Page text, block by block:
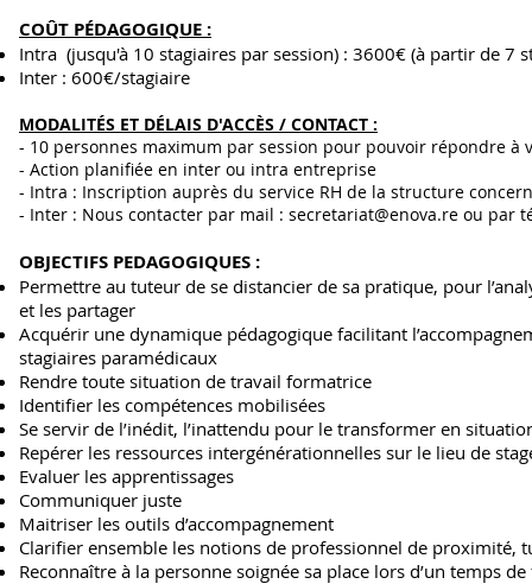
COÛT PÉDAGOGIQUE :
Intra (jusqu'à 10 stagiaires par session) : 3600€ (à partir de 7
Inter : 600€/stagiaire
MODALITÉS ET DÉLAIS D'ACCÈS / CONTACT :
- 10 personnes maximum par session pour pouvoir répondre
- Action planifiée en inter ou intra entreprise
- Intra : Inscription auprès du service RH de la structure
- Inter : Nous contacter par mail : secretariat@enova.re ou par
OBJECTIFS PEDAGOGIQUES :
Permettre au tuteur de se distancier de sa pratique, pour
et les partager
Acquérir une dynamique pédagogique facilitant
stagiaires paramédicaux
Rendre toute situation de travail formatrice
Identifier les compétences mobilisées
Se servir de l’inédit, l’inattendu pour le transformer en
Repérer les ressources intergénérationnelles sur le lieu de
Evaluer les apprentissages
Communiquer juste
Maitriser les outils d’accompagnement
Clarifier ensemble les notions de professionnel de proximité,
Reconnaître à la personne soignée sa place lors d’un temps